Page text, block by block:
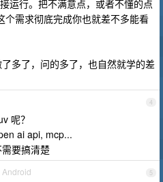
运行。把不满意点，或者不懂的点
个需求彻底完成你也就差不多能看
多了，问的多了，也自然就学的差
4
呢？
ai api, mcp...
要搞清楚
5